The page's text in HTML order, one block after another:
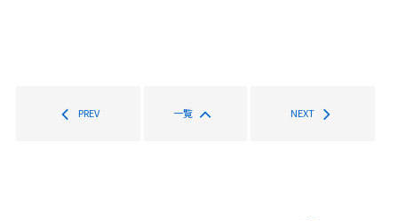
PREV 一覧 NEXT